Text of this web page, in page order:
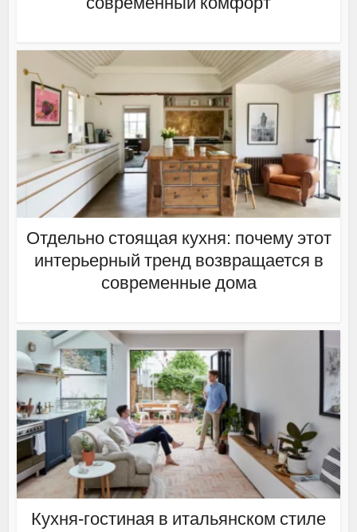
Отдельно стоящая кухня: почему этот
интерьерный тренд возвращается в
современные дома
Кухня-гостиная в итальянском стиле